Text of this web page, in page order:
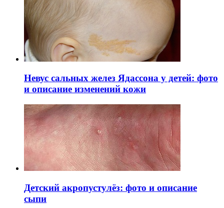
Невус сальных желез Ядассона у детей: фото
и описание изменений кожи
Детский акропустулёз: фото и описание
сыпи